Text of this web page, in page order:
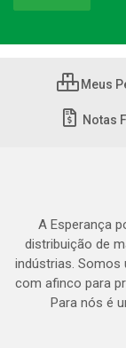
Meus
Notas
A Esperança
distribuição de
indústrias. Somos
com afinco para
Para nós é